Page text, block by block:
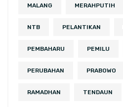
MALANG MERAHPUTIH
NTB PELANTIKAN
PEMBAHARU PEMILU
PERUBAHAN PRABOWO
RAMADHAN TENDAUN